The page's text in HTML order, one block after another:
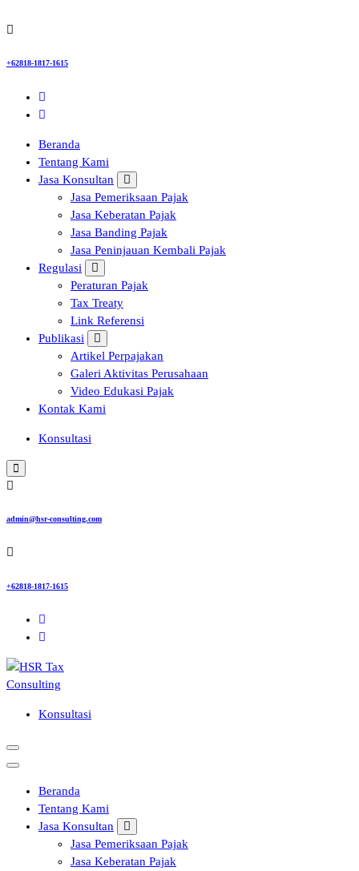
+62818-1817-1615
Beranda
Tentang Kami
Jasa Konsultan
Jasa Pemeriksaan Pajak
Jasa Keberatan Pajak
Jasa Banding Pajak
Jasa Peninjauan Kembali Pajak
Regulasi
Peraturan Pajak
Tax Treaty
Link Referensi
Publikasi
Artikel Perpajakan
Galeri Aktivitas Perusahaan
Video Edukasi Pajak
Kontak Kami
Konsultasi
admin@hsr-consulting.com
+62818-1817-1615
Konsultasi
Beranda
Tentang Kami
Jasa Konsultan
Jasa Pemeriksaan Pajak
Jasa Keberatan Pajak